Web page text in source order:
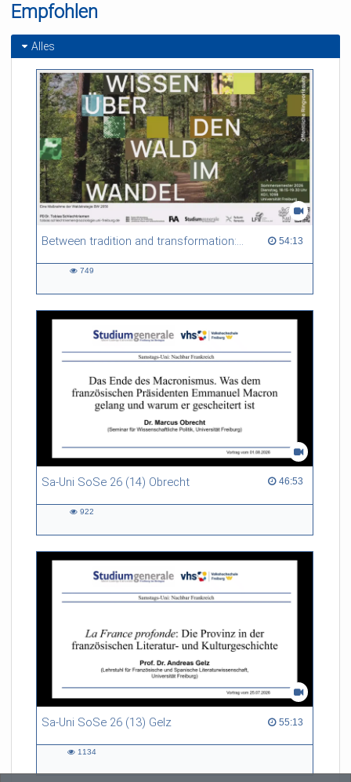
Referent/in:
Prof. Dr. Philipp Kurz
Dr. Peter Hajek
Michael Hacker
Empfohlen
Alles
Between tradition and transformation: how owners, advisers and institutions co-create knowledge for resilient forests in Europe 54:13
54:13 duration
749
Sa-Uni SoSe 26 (14) Obrecht 46:53
46:53 duration
922
Sa-Uni SoSe 26 (13) Gelz 55:13
55:13 duration
1134